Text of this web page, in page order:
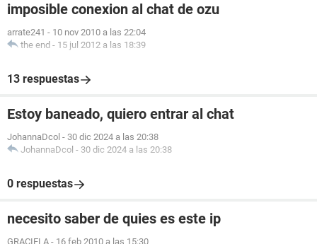
imposible conexion al chat de ozu
arrate241 - 10 nov 2010 a las 22:04
the end - 15 jul 2012 a las 18:39
13 respuestas
Estoy baneado, quiero entrar al chat
JohannaDcol - 30 dic 2024 a las 20:38
JohannaDcol - 30 dic 2024 a las 20:38
0 respuestas
necesito saber de quies es este ip
GRACIELA - 16 feb 2010 a las 15:30